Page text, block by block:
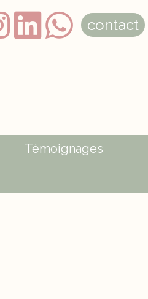
contact
Témoignages